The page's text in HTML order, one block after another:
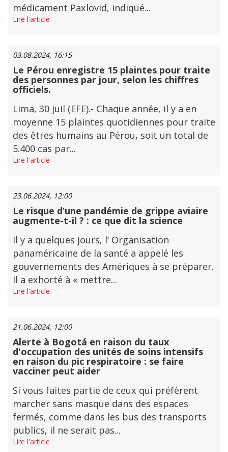
médicament Paxlovid, indiqué...
Lire l'article
03.08.2024, 16:15
Le Pérou enregistre 15 plaintes pour traite
des personnes par jour, selon les chiffres
officiels.
Lima, 30 juil (EFE).- Chaque année, il y a en
moyenne 15 plaintes quotidiennes pour traite
des êtres humains au Pérou, soit un total de
5.400 cas par...
Lire l'article
23.06.2024, 12:00
Le risque d’une pandémie de grippe aviaire
augmente-t-il ? : ce que dit la science
Il y a quelques jours, l’ Organisation
panaméricaine de la santé a appelé les
gouvernements des Amériques à se préparer.
Il a exhorté à « mettre...
Lire l'article
21.06.2024, 12:00
Alerte à Bogotá en raison du taux
d'occupation des unités de soins intensifs
en raison du pic respiratoire : se faire
vacciner peut aider
Si vous faites partie de ceux qui préfèrent
marcher sans masque dans des espaces
fermés, comme dans les bus des transports
publics, il ne serait pas...
Lire l'article